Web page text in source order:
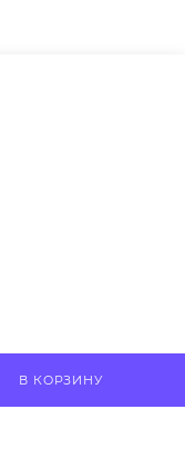
В КОРЗИНУ